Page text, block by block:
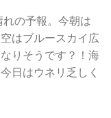
の予報。今朝は
はブルースカイ広
りそうです？！海
日はウネリ乏しく